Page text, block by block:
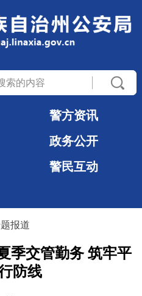
警方资讯
政务公开
警民互动
报道
季交管勤务 筑牢平
防线